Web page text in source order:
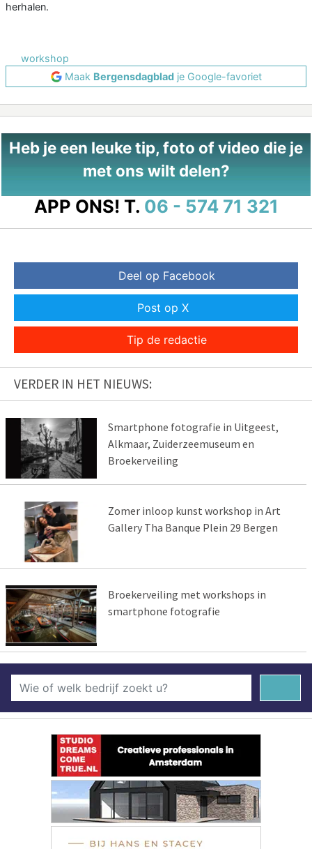
herhalen.
workshop
Maak Bergensdagbladje Google-favoriet
Heb je een leuke tip, foto of video die je
met ons wilt delen?
APP ONS! T. 06 - 574 71 321
Deel op Facebook
Post op X
Tip de redactie
VERDER IN HET NIEUWS:
Smartphone fotografie in Uitgeest,
Alkmaar, Zuiderzeemuseum en
Broekerveiling
Zomer inloop kunst workshop in Art
Gallery Tha Banque Plein 29 Bergen
Broekerveiling met workshops in
smartphone fotografie